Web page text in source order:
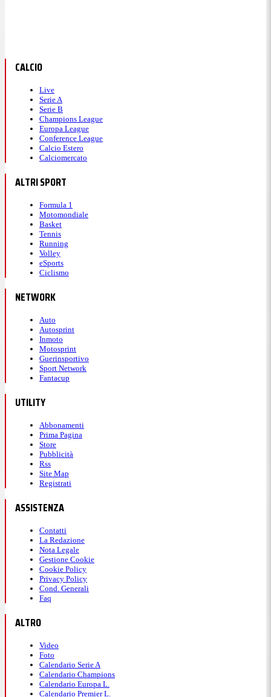
CALCIO
Live
Serie A
Serie B
Champions League
Europa League
Conference League
Calcio Estero
Calciomercato
ALTRI SPORT
Formula 1
Motomondiale
Basket
Tennis
Running
Volley
eSports
Ciclismo
NETWORK
Auto
Autosprint
Inmoto
Motosprint
Guerinsportivo
Sport Network
Fantacup
UTILITY
Abbonamenti
Prima Pagina
Store
Pubblicità
Rss
Site Map
Registrati
ASSISTENZA
Contatti
La Redazione
Nota Legale
Gestione Cookie
Cookie Policy
Privacy Policy
Cond. Generali
Faq
ALTRO
Video
Foto
Calendario Serie A
Calendario Champions
Calendario Europa L.
Calendario Premier L.